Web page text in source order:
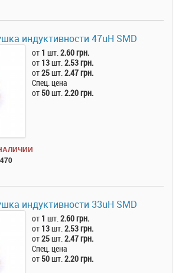
индуктивности 47uH SMD
от 1 шт.2.60 грн.
от 13шт.2.53 грн.
от25шт.2.47 грн.
Спец. цена
от 50шт.2.20 грн.
индуктивности 33uH SMD
от 1 шт.2.60 грн.
от 13шт.2.53 грн.
от25шт.2.47 грн.
Спец. цена
от 50шт.2.20 грн.